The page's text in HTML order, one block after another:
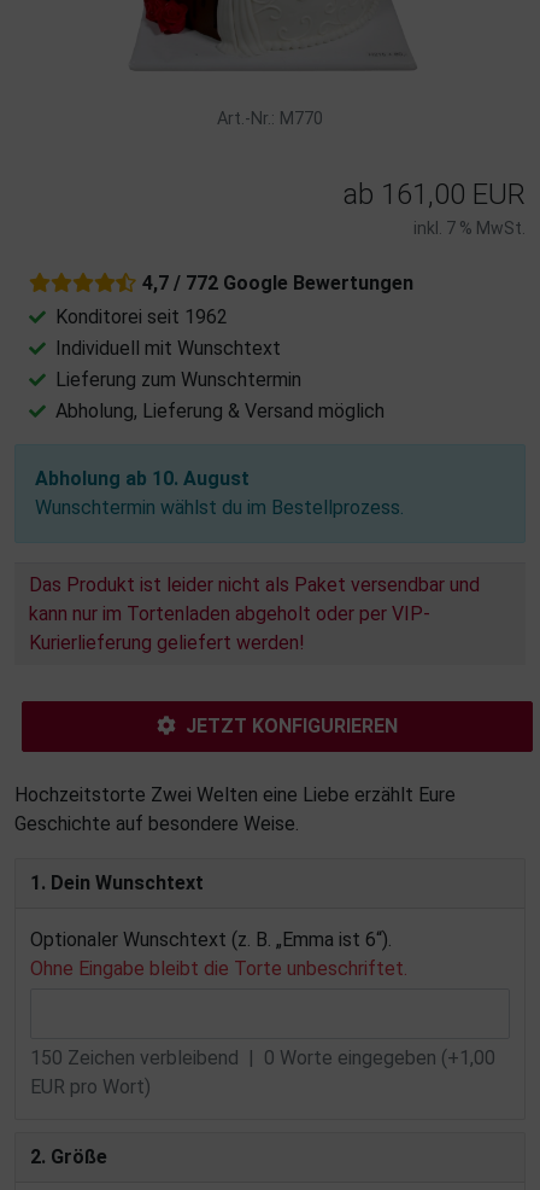
Art.-Nr.: M770
ab 161,00 EUR
inkl. 7 % MwSt.
4,7 / 772 Google Bewertungen
Konditorei seit 1962
Individuell mit Wunschtext
Lieferung zum Wunschtermin
Abholung, Lieferung & Versand möglich
Abholung ab 10. August
Wunschtermin wählst du im Bestellprozess.
Das Produkt ist leider nicht als Paket versendbar und
kann nur im Tortenladen abgeholt oder per VIP-
Kurierlieferung geliefert werden!
JETZT KONFIGURIEREN
Hochzeitstorte Zwei Welten eine Liebe erzählt Eure
Geschichte auf besondere Weise.
1. Dein Wunschtext
Optionaler Wunschtext (z. B. „Emma ist 6“).
Ohne Eingabe bleibt die Torte unbeschriftet.
150 Zeichen verbleibend | 0 Worte eingegeben (+1,00
EUR pro Wort)
2. Größe